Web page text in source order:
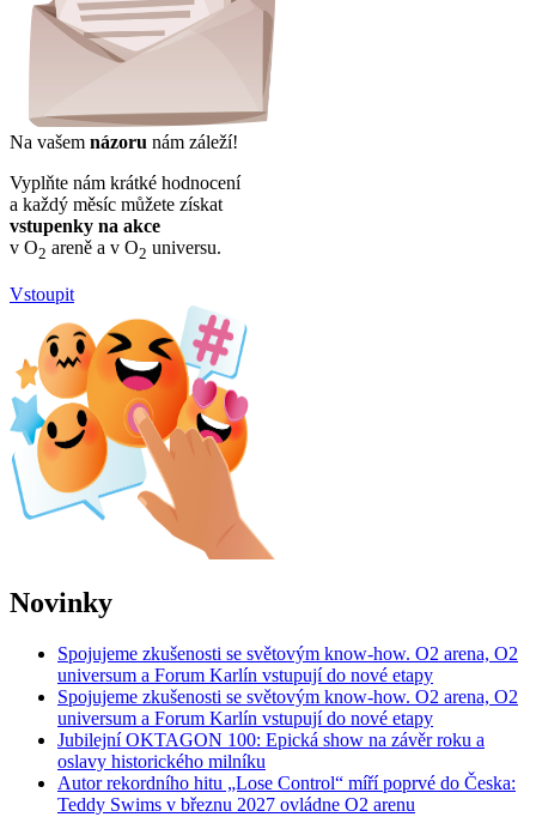
Na vašem názoru nám záleží!
Vyplňte nám krátké hodnocení
a každý měsíc můžete získat
vstupenky na akce
v O2 areně a v O2 universu.
Vstoupit
Novinky
Spojujeme zkušenosti se světovým know-how. O2 arena, O2
universum a Forum Karlín vstupují do nové etapy
Spojujeme zkušenosti se světovým know-how. O2 arena, O2
universum a Forum Karlín vstupují do nové etapy
Jubilejní OKTAGON 100: Epická show na závěr roku a
oslavy historického milníku
Autor rekordního hitu „Lose Control“ míří poprvé do Česka:
Teddy Swims v březnu 2027 ovládne O2 arenu